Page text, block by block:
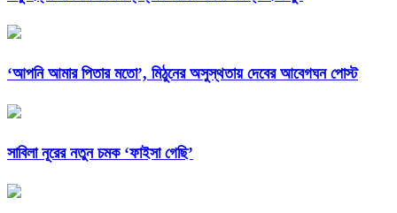
‘আপনি আমার পিতার মতো’, মিঠুনের অসুস্থতায় দেবের আবেগঘন পোস্ট
সাবিলা নূরের নতুন চমক ‘ফাইসা গেছি’